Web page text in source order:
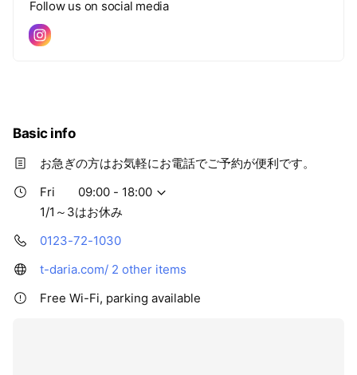
Follow us on social media
Basic info
お急ぎの方はお気軽にお電話でご予約が便利です。
Fri
09:00 - 18:00
1/1～3はお休み
0123-72-1030
t-daria.com/ 2 other items
Free Wi-Fi, parking available